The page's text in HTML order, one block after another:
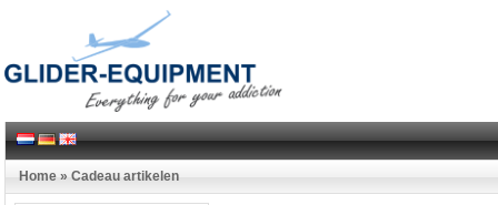
Home » Cadeau artikelen